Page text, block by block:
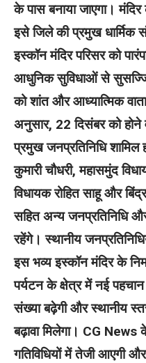
के पास बनाया जाएगा।
इसे जिले की प्रमुख धार्मिक
इस्कॉन मंदिर परिसर को
आधुनिक सुविधाओं से
को शांत और आध्यात्मिक
अनुसार, 22 दिसंबर को
प्रमुख जनप्रतिनिधि
कुमारी चौधरी, महासमुंद
विधायक रोहित साहू और
सहित अन्य जनप्रतिनिधि
रहेंगे। स्थानीय
इस भव्य इस्कॉन मंदिर के
पर्यटन के क्षेत्र में नई
संख्या बढ़ेगी और स्थानीय
बढ़ावा मिलेगा। CG News
गतिविधियों में तेजी आएगी